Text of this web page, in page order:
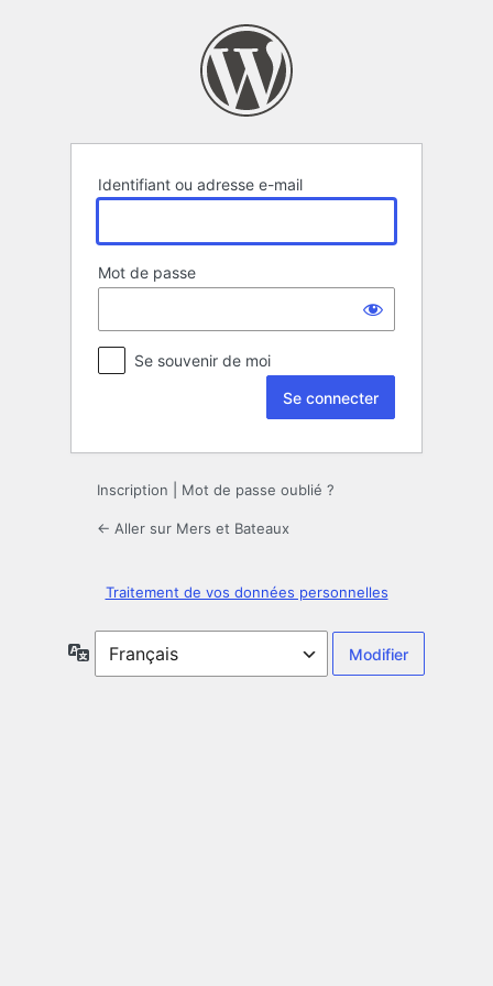
Identifiant ou adresse e-mail
Mot de passe
Se souvenir de moi
Inscription Mot de passe oublié ?
← Aller sur Mers et Bateaux
Traitement de vos données personnelles
Langue